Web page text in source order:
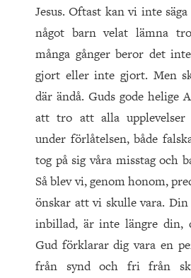
Jesus. Oftast kan vi inte
något barn velat lämna
många gånger beror det
gjort eller inte gjort. Men
där ändå. Guds gode helige
att tro att alla upplevelser
under förlåtelsen, både
tog på sig våra misstag och
Så blev vi, genom honom,
önskar att vi skulle vara.
inbillad, är inte längre din,
Gud förklarar dig vara en
från synd och fri från